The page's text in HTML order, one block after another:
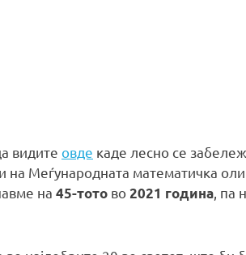
видите овде каде лесно се
Меѓународната математичка
на 45-тото во2021 година, па